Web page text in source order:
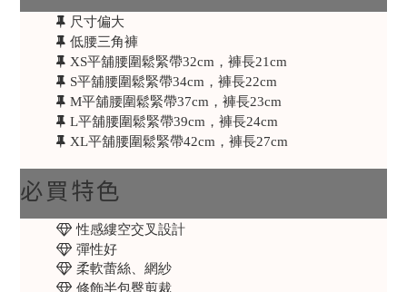
尺寸偏大
低腰三角褲
XS平舖腰圍鬆緊帶32cm，褲長21cm
S平舖腰圍鬆緊帶34cm，褲長22cm
M平舖腰圍鬆緊帶37cm，褲長23cm
L平舖腰圍鬆緊帶39cm，褲長24cm
XL平舖腰圍鬆緊帶42cm，褲長27cm
必買特色
性感縷空交叉設計
彈性好
柔軟蕾絲、網紗
修飾半包臀剪裁